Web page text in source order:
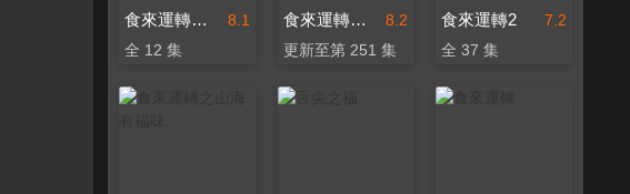
8.1
食來運轉之侃哥拜師記
全 12 集
8.2
食來運轉（2024）
更新至第 251 集
7.2
食來運轉2
全 37 集